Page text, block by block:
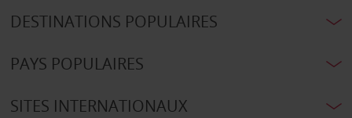
DESTINATIONS POPULAIRES
PAYS POPULAIRES
SITES INTERNATIONAUX